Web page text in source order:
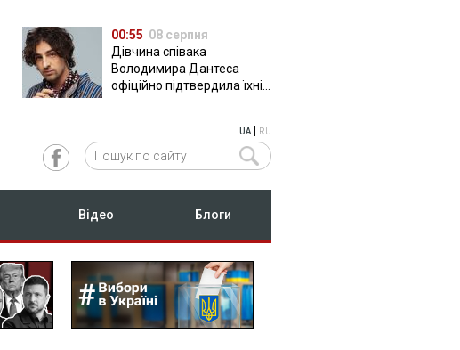
00:55 08 серпня
Дівчина співака
Володимира Дантеса
офіційно підтвердила їхні
UA| RU
Відео Блоги